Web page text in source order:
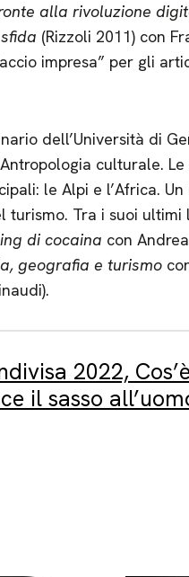
alla rivoluzione
(Rizzoli 2011) con
impresa” per gli
dell’Università di
culturale.
le Alpi e l’Africa.
turismo. Tra i suoi ultimi
di cocaina con
geografia e turismo
2022,
il sasso